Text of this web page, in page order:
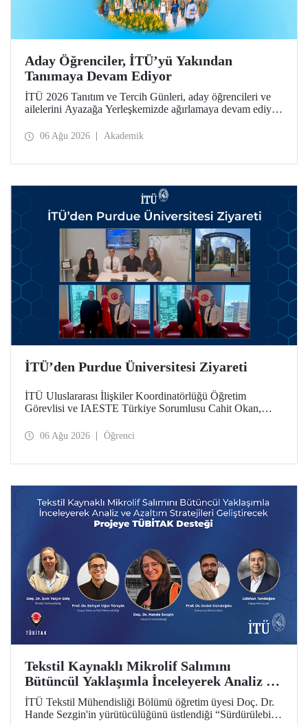
Aday Öğrenciler, İTÜ’yü Yakından
Tanımaya Devam Ediyor
İTÜ 2026 Tanıtım ve Tercih Günleri, aday öğrencileri ve
ailelerini Ayazağa Yerleşkemizde ağırlamaya devam ediyor.
ilgili fakülte ve birimler adaylara bilgi vermeye devam
06 Ağu 2026 Akademik
İTÜ’den Purdue Üniversitesi Ziyareti
İTÜ Uluslararası İlişkiler Koordinatörlüğü Öğretim
Görevlisi ve IAESTE Türkiye Sorumlusu Cahit Okan,
Temmuz tarihlerinde ABD’de dünyanın önde gelen
06 Ağu 2026 Öğrenci
Tekstil Kaynaklı Mikrolif Salımını
Bütüncül Yaklaşımla İnceleyerek Analiz ve
Azaltım Stratejileri Geliştirecek Projeye
TÜBİTAK Desteği
İTÜ Tekstil Mühendisliği Bölümü öğretim üyesi Doç. Dr.
Hande Sezgin'in yürütücülüğünü üstlendiği “Sürdürülebilir